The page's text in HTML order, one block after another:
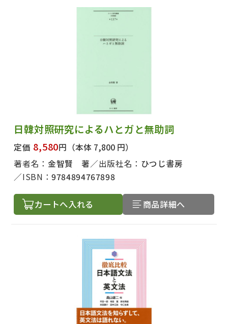
日韓対照研究によるハとガと無助詞
定価 8,580円 （本体 7,800 円）
著者名： 金智賢 著 出版社名： ひつじ書房
ISBN：9784894767898
カートへ入れる 商品詳細へ